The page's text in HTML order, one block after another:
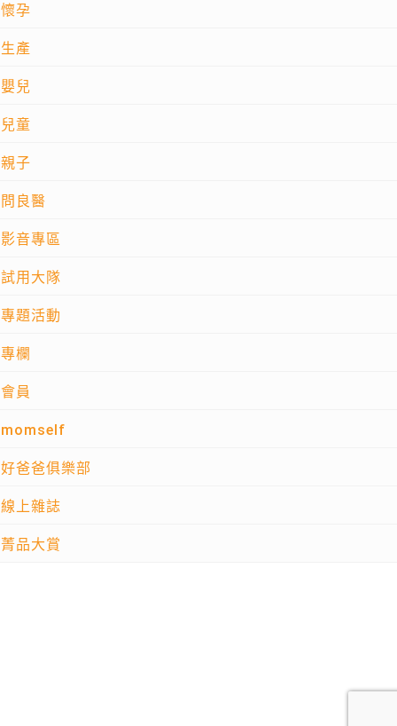
懷孕
生產
嬰兒
兒童
親子
問良醫
影音專區
試用大隊
專題活動
專欄
會員
momself
好爸爸俱樂部
線上雜誌
菁品大賞